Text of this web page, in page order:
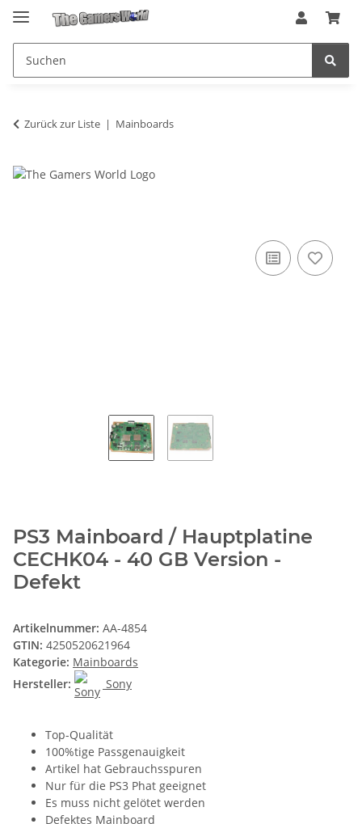
Zurück zur Liste Mainboards
PS3 Mainboard / Hauptplatine
CECHK04 - 40 GB Version -
Defekt
Artikelnummer: AA-4854
GTIN: 4250520621964
Kategorie: Mainboards
Hersteller:
Sony
Top-Qualität
100%tige Passgenauigkeit
Artikel hat Gebrauchsspuren
Nur für die PS3 Phat geeignet
Es muss nicht gelötet werden
Defektes Mainboard